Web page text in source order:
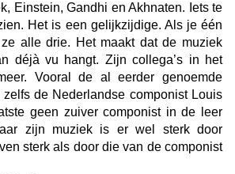
Einstein, Gandhi en Akhnaten. Iets te
Het is een gelijkzijdige. Als je één
alle drie. Het maakt dat de muziek
déjà vu hangt. Zijn collega’s in het
Vooral de al eerder genoemde
de Nederlandse componist Louis
geen zuiver componist in de leer
zijn muziek is er wel sterk door
sterk als door die van de componist